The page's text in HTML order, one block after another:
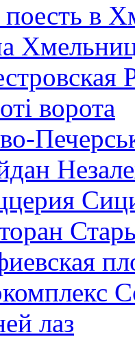
поесть в
ворота
лаз